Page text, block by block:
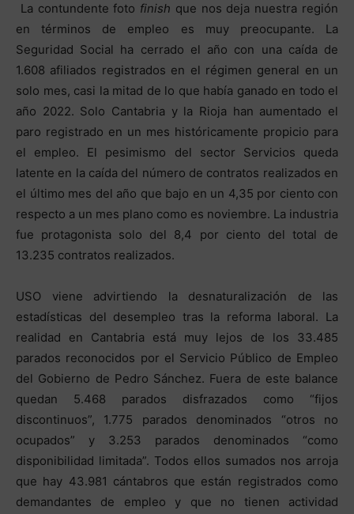
La contundente foto finish que nos deja nuestra región
en términos de empleo es muy preocupante. La
Seguridad Social ha cerrado el año con una caída de
1.608 afiliados registrados en el régimen general en un
solo mes, casi la mitad de lo que había ganado en todo el
año 2022. Solo Cantabria y la Rioja han aumentado el
paro registrado en un mes históricamente propicio para
el empleo. El pesimismo del sector Servicios queda
latente en la caída del número de contratos realizados en
el último mes del año que bajo en un 4,35 por ciento con
respecto a un mes plano como es noviembre. La industria
fue protagonista solo del 8,4 por ciento del total de
13.235 contratos realizados.
USO viene advirtiendo la desnaturalización de las
estadísticas del desempleo tras la reforma laboral. La
realidad en Cantabria está muy lejos de los 33.485
parados reconocidos por el Servicio Público de Empleo
del Gobierno de Pedro Sánchez. Fuera de este balance
quedan 5.468 parados disfrazados como “fijos
discontinuos”, 1.775 parados denominados “otros no
ocupados” y 3.253 parados denominados “como
disponibilidad limitada”. Todos ellos sumados nos arroja
que hay 43.981 cántabros que están registrados como
demandantes de empleo y que no tienen actividad